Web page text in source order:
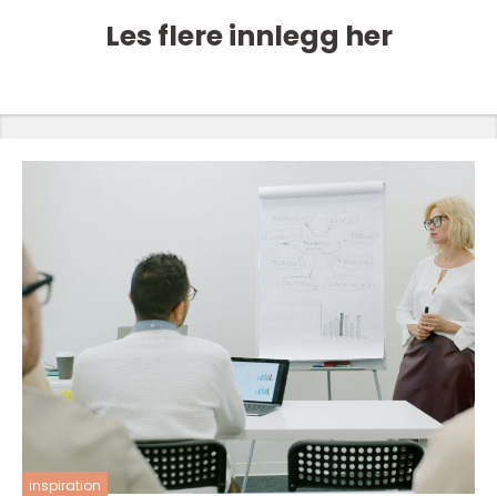
Les flere innlegg her
inspiration